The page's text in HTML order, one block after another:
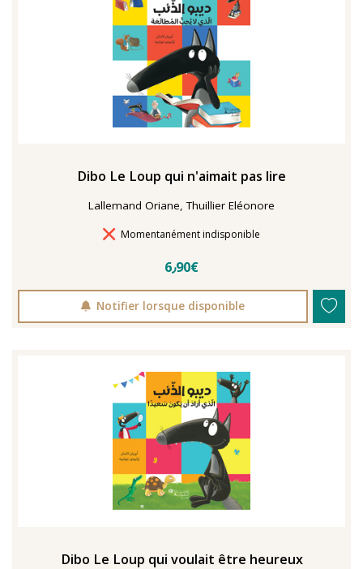
Dibo Le Loup qui n'aimait pas lire
Lallemand Oriane, Thuillier Eléonore
Délais de livraison
Momentanément indisponible
6٫90€
Notifier lorsque disponible
Dibo Le Loup qui voulait être heureux